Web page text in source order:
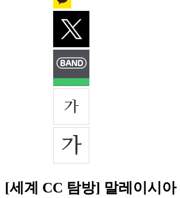
[세계 CC 탐방] 말레이시